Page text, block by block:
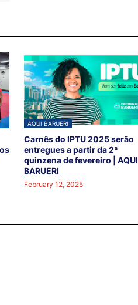
AQUI BARUERI
Carnês do IPTU 2025 serão
entregues a partir da 2ª
quinzena de fevereiro | AQUI
BARUERI
February 12, 2025